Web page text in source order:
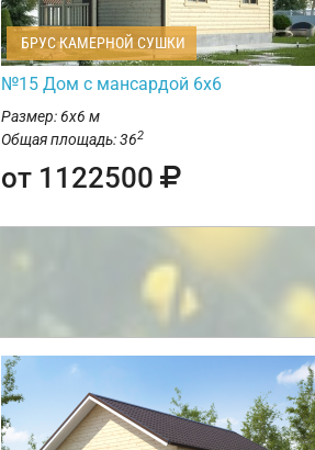
БРУС КАМЕРНОЙ СУШКИ
№15 Дом с мансардой 6х6
Размер: 6х6 м
Общая площадь: 362
от 1122500